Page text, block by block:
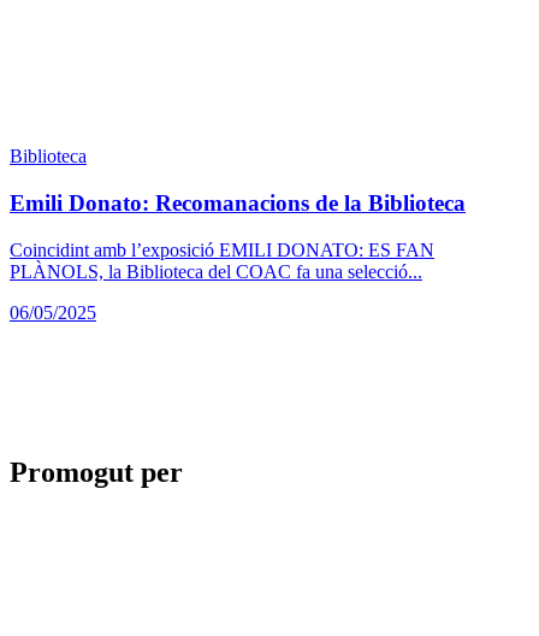
Biblioteca
Emili Donato: Recomanacions de la Biblioteca
Coincidint amb l’exposició EMILI DONATO: ES FAN
PLÀNOLS, la Biblioteca del COAC fa una selecció...
06/05/2025
Promogut per